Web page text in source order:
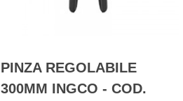
PINZA REGOLABILE
300MM INGCO - COD.